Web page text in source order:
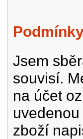
Jsem
souvisí.
na účet
zboží